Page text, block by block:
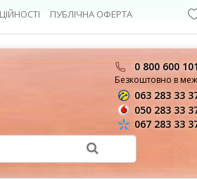
ПУБЛІЧНА ОФЕРТА
0 800 600 101
Безкоштовно в
063 283 33
050 283 33
067 283 33